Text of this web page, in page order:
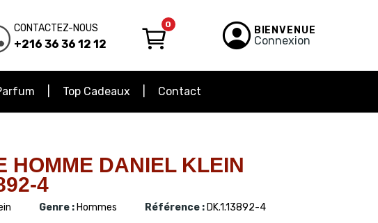
CONTACTEZ-NOUS
+216 36 36 12 12
0 BIENVENUE
Connexion
Top Cadeaux Contact
HOMME DANIEL KLEIN
4
Genre : Hommes Référence : DK.1.13892-4